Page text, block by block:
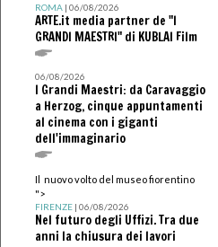
ROMA| 06/08/2026
ARTE.it media partner de "I
GRANDI MAESTRI" di KUBLAI Film
06/08/2026
I Grandi Maestri: da Caravaggio
a Herzog, cinque appuntamenti
al cinema con i giganti
dell'immaginario
Il nuovo volto del museo fiorentino
">
FIRENZE| 06/08/2026
Nel futuro degli Uffizi. Tra due
anni la chiusura dei lavori